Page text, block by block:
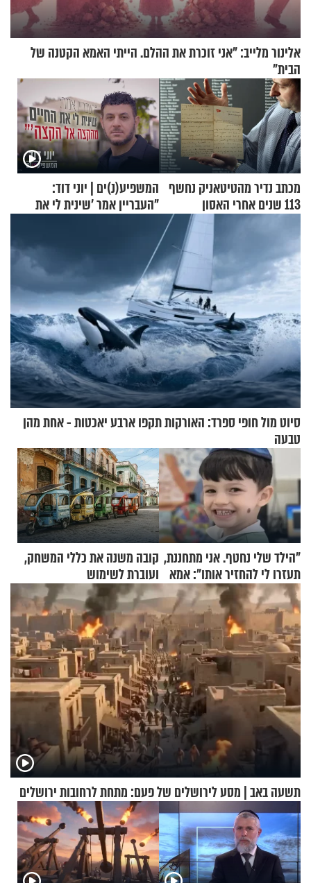
אלינור מלייב: "אני זוכרת את ההלם. הייתי האמא הקטנה של
הבית"
מכתב נדיר מהטיטאניק נחשף
113 שנים אחרי האסון
המשפיע(נ)ים | יוני דוד:
"העבריין אמר 'שינית לי את
סיוט מול חופי ספרד: האורקות תקפו ארבע יאכטות - אחת מהן
טבעה
"הילד שלי נחטף. אני מתחננת,
תעזרו לי להחזיר אותו": אמא
של יובל בן ה-4 בריאיון דומע
קובה משנה את כללי המשחק,
ועוברת לשימוש
בתלת־אופנועים סולאריים
תשעה באב | מסע לירושלים של פעם: מתחת לרחובות ירושלים